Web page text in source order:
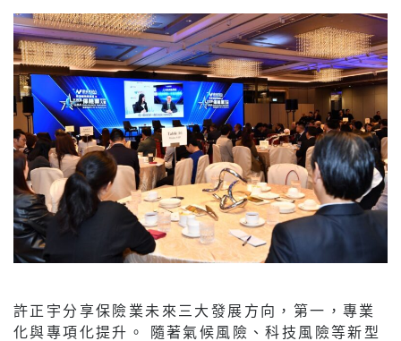
許正宇分享保險業未來三大發展方向，第一，專業
化與專項化提升。 隨著氣候風險、科技風險等新型